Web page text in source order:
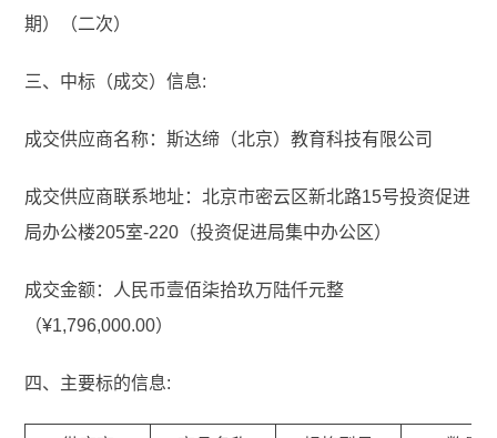
期）（二次）
三、中标（成交）信息:
成交供应商名称：斯达缔（北京）教育科技有限公司
成交供应商联系地址：北京市密云区新北路15号投资促进
局办公楼205室-220（投资促进局集中办公区）
成交金额：人民币壹佰柒拾玖万陆仟元整
（¥1,796,000.00）
四、主要标的信息: